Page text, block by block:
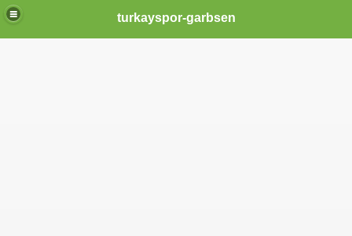
turkayspor-garbsen